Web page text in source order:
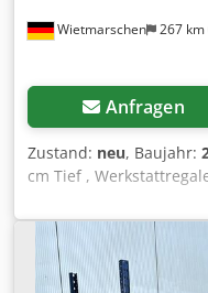
Wietmarschen 267 km
Anfragen
Zustand: neu, Baujahr:
cm Tief ,
Handlager ,
Höhe : ca. 200 cm -
Regal Angebot
cm , zerlegt. - 56 x